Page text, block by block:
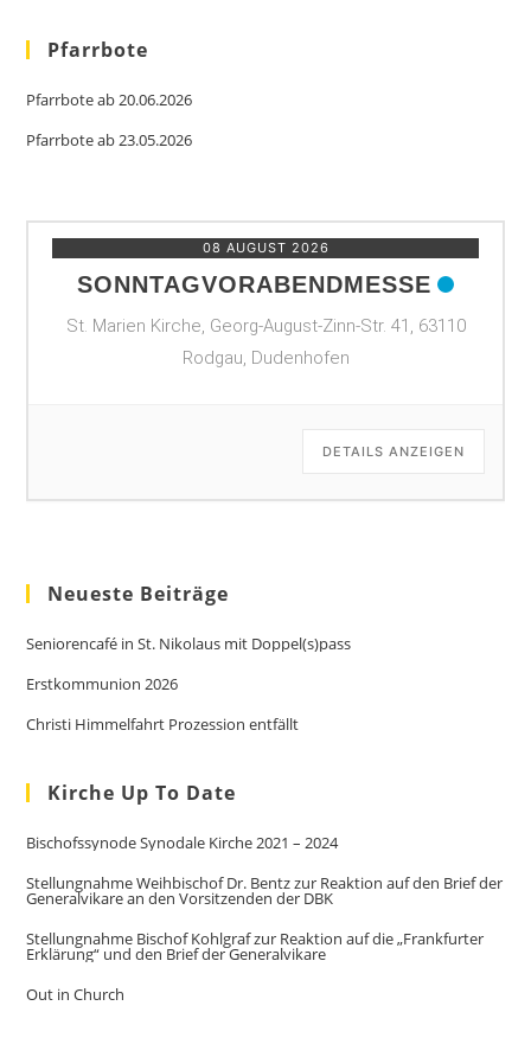
Pfarrbote
Pfarrbote ab 20.06.2026
Pfarrbote ab 23.05.2026
08 AUGUST 2026
SONNTAGVORABENDMESSE
St. Marien Kirche, Georg-August-Zinn-Str. 41, 63110
Rodgau, Dudenhofen
DETAILS ANZEIGEN
Neueste Beiträge
Seniorencafé in St. Nikolaus mit Doppel(s)pass
Erstkommunion 2026
Christi Himmelfahrt Prozession entfällt
Kirche Up To Date
Bischofssynode Synodale Kirche 2021 – 2024
Stellungnahme Weihbischof Dr. Bentz zur Reaktion auf den Brief der
Generalvikare an den Vorsitzenden der DBK
Stellungnahme Bischof Kohlgraf zur Reaktion auf die „Frankfurter
Erklärung“ und den Brief der Generalvikare
Out in Church